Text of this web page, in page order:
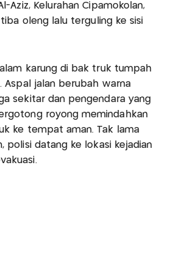
Aziz, Kelurahan Cipamokolan,
oleng lalu terguling ke sisi
karung di bak truk tumpah
Aspal jalan berubah warna
sekitar dan pengendara yang
royong memindahkan
ke tempat aman. Tak lama
polisi datang ke lokasi kejadian